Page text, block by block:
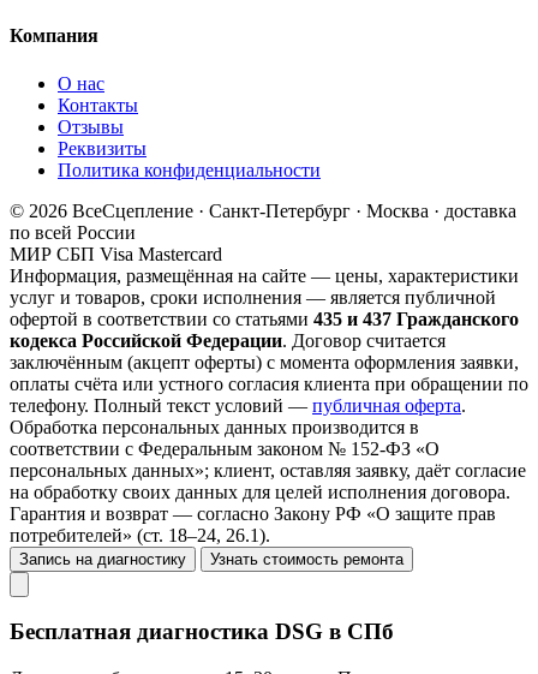
Компания
О нас
Контакты
Отзывы
Реквизиты
Политика конфиденциальности
© 2026 ВсеСцепление · Санкт-Петербург · Москва · доставка
по всей России
МИР СБП Visa Mastercard
Информация, размещённая на сайте — цены, характеристики
услуг и товаров, сроки исполнения — является публичной
офертой в соответствии со статьями 435 и 437 Гражданского
кодекса Российской Федерации. Договор считается
заключённым (акцепт оферты) с момента оформления заявки,
оплаты счёта или устного согласия клиента при обращении по
телефону. Полный текст условий — публичная оферта.
Обработка персональных данных производится в
соответствии с Федеральным законом № 152-ФЗ «О
персональных данных»; клиент, оставляя заявку, даёт согласие
на обработку своих данных для целей исполнения договора.
Гарантия и возврат — согласно Закону РФ «О защите прав
потребителей» (ст. 18–24, 26.1).
Запись на диагностику Узнать стоимость ремонта
Бесплатная диагностика DSG в СПб